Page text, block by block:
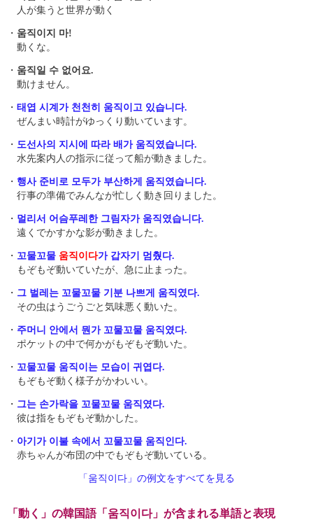
人が集うと世界が動く
・ 움직이지 마!
動くな。
・ 움직일 수 없어요.
動けません。
・ 태엽 시계가 천천히 움직이고 있습니다.
ぜんまい時計がゆっくり動いています。
・ 도선사의 지시에 따라 배가 움직였습니다.
水先案内人の指示に従って船が動きました。
・ 행사 준비로 모두가 부산하게 움직였습니다.
行事の準備でみんなが忙しく動き回りました。
・ 멀리서 어슴푸레한 그림자가 움직였습니다.
遠くでかすかな影が動きました。
・ 꼬물꼬물 움직이다가 갑자기 멈췄다.
もぞもぞ動いていたが、急に止まった。
・ 그 벌레는 꼬물꼬물 기분 나쁘게 움직였다.
その虫はうごうごと気味悪く動いた。
・ 주머니 안에서 뭔가 꼬물꼬물 움직였다.
ポケットの中で何かがもぞもぞ動いた。
・ 꼬물꼬물 움직이는 모습이 귀엽다.
もぞもぞ動く様子がかわいい。
・ 그는 손가락을 꼬물꼬물 움직였다.
彼は指をもぞもぞ動かした。
・ 아기가 이불 속에서 꼬물꼬물 움직인다.
赤ちゃんが布団の中でもぞもぞ動いている。
「움직이다」の例文をすべてを見る
「動く」の韓国語「움직이다」が含まれる単語と表現